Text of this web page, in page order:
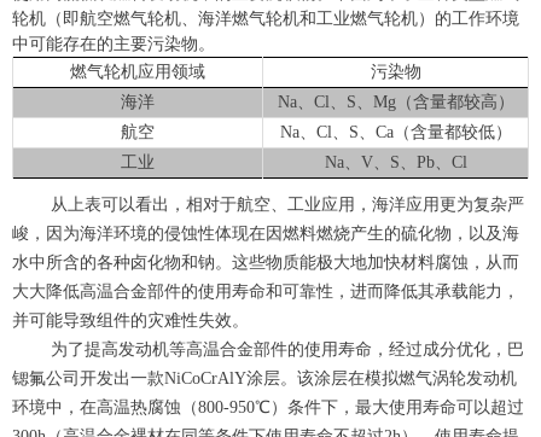
轮机（即航空燃气轮机、海洋燃气轮机和工业燃气轮机）的工作环境
中可能存在的主要污染物。
燃气轮机应用领域
污染物
海洋
Na、Cl、S、Mg（含量都较高）
航空
Na、Cl、S、Ca（含量都较低）
工业
Na、V、S、Pb、Cl
从上表可以看出，相对于航空、工业应用，海洋应用更为复杂严
峻，因为海洋环境的侵蚀性体现在因燃料燃烧产生的硫化物，以及海
水中所含的各种卤化物和钠。这些物质能极大地加快材料腐蚀，从而
大大降低高温合金部件的使用寿命和可靠性，进而降低其承载能力，
并可能导致组件的灾难性失效。
为了提高发动机等高温合金部件的使用寿命，经过成分优化，巴
锶氟公司开发出一款NiCoCrAlY涂层。该涂层在模拟燃气涡轮发动机
环境中，在高温热腐蚀（800-950℃）条件下，最大使用寿命可以超过